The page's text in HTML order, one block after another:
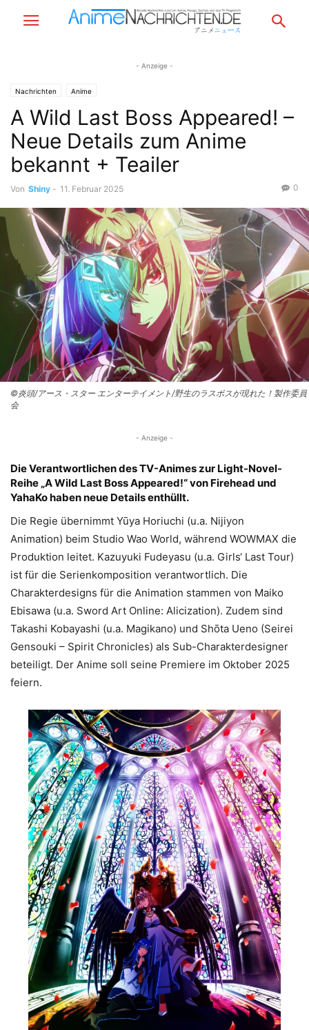
- Anzeige -
Nachrichten Anime
A Wild Last Boss Appeared! –
Neue Details zum Anime
bekannt + Teailer
Von Shiny - 11. Februar 2025 0
©炎頭/アース・スター エンターテイメント/野生のラスボスが現れた！製作委員
会
- Anzeige -
Die Verantwortlichen des TV-Animes zur Light-Novel-
Reihe „A Wild Last Boss Appeared!“ von Firehead und
YahaKo haben neue Details enthüllt.
Die Regie übernimmt Yūya Horiuchi (u.a. Nijiyon
Animation) beim Studio Wao World, während WOWMAX die
Produktion leitet. Kazuyuki Fudeyasu (u.a. Girls‘ Last Tour)
ist für die Serienkomposition verantwortlich. Die
Charakterdesigns für die Animation stammen von Maiko
Ebisawa (u.a. Sword Art Online: Alicization). Zudem sind
Takashi Kobayashi (u.a. Magikano) und Shōta Ueno (Seirei
Gensouki – Spirit Chronicles) als Sub-Charakterdesigner
beteiligt. Der Anime soll seine Premiere im Oktober 2025
feiern.